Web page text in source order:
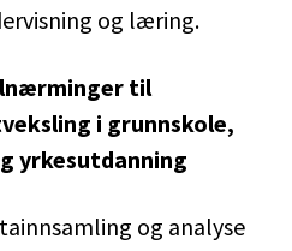
og læring.
til
i grunnskole,
yrkesutdanning
og analyse